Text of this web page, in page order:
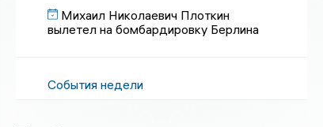
Михаил Николаевич Плоткин
вылетел на бомбардировку Берлина
События недели